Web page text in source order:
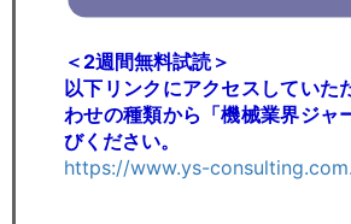
＜2週間無料試読＞
以下リンクにアクセスしていた
わせの種類から「機械業界ジャ
びください。
https://www.ys-